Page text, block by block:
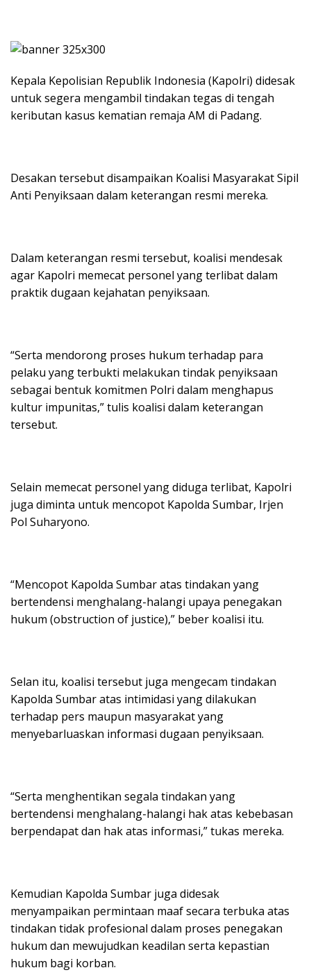
Kepala Kepolisian Republik Indonesia (Kapolri) didesak
untuk segera mengambil tindakan tegas di tengah
keributan kasus kematian remaja AM di Padang.
Desakan tersebut disampaikan Koalisi Masyarakat Sipil
Anti Penyiksaan dalam keterangan resmi mereka.
Dalam keterangan resmi tersebut, koalisi mendesak
agar Kapolri memecat personel yang terlibat dalam
praktik dugaan kejahatan penyiksaan.
“Serta mendorong proses hukum terhadap para
pelaku yang terbukti melakukan tindak penyiksaan
sebagai bentuk komitmen Polri dalam menghapus
kultur impunitas,” tulis koalisi dalam keterangan
tersebut.
Selain memecat personel yang diduga terlibat, Kapolri
juga diminta untuk mencopot Kapolda Sumbar, Irjen
Pol Suharyono.
“Mencopot Kapolda Sumbar atas tindakan yang
bertendensi menghalang-halangi upaya penegakan
hukum (obstruction of justice),” beber koalisi itu.
Selan itu, koalisi tersebut juga mengecam tindakan
Kapolda Sumbar atas intimidasi yang dilakukan
terhadap pers maupun masyarakat yang
menyebarluaskan informasi dugaan penyiksaan.
“Serta menghentikan segala tindakan yang
bertendensi menghalang-halangi hak atas kebebasan
berpendapat dan hak atas informasi,” tukas mereka.
Kemudian Kapolda Sumbar juga didesak
menyampaikan permintaan maaf secara terbuka atas
tindakan tidak profesional dalam proses penegakan
hukum dan mewujudkan keadilan serta kepastian
hukum bagi korban.